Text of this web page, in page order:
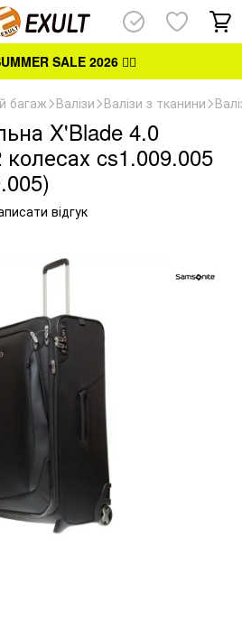
SALE 2026👈🏻
багаж Валізи Валізи з тканини
X'Blade 4.0
cs1.009.005
відгук